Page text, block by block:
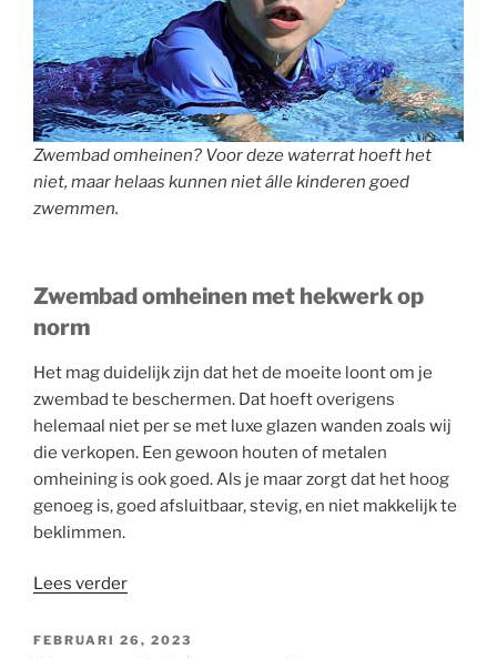
Zwembad omheinen? Voor deze waterrat hoeft het
niet, maar helaas kunnen niet álle kinderen goed
zwemmen.
Zwembad omheinen met hekwerk op
norm
Het mag duidelijk zijn dat het de moeite loont om je
zwembad te beschermen. Dat hoeft overigens
helemaal niet per se met luxe glazen wanden zoals wij
die verkopen. Een gewoon houten of metalen
omheining is ook goed. Als je maar zorgt dat het hoog
genoeg is, goed afsluitbaar, stevig, en niet makkelijk te
beklimmen.
Lees verder“Hoe
je
GEPLAATST
FEBRUARI 26, 2023